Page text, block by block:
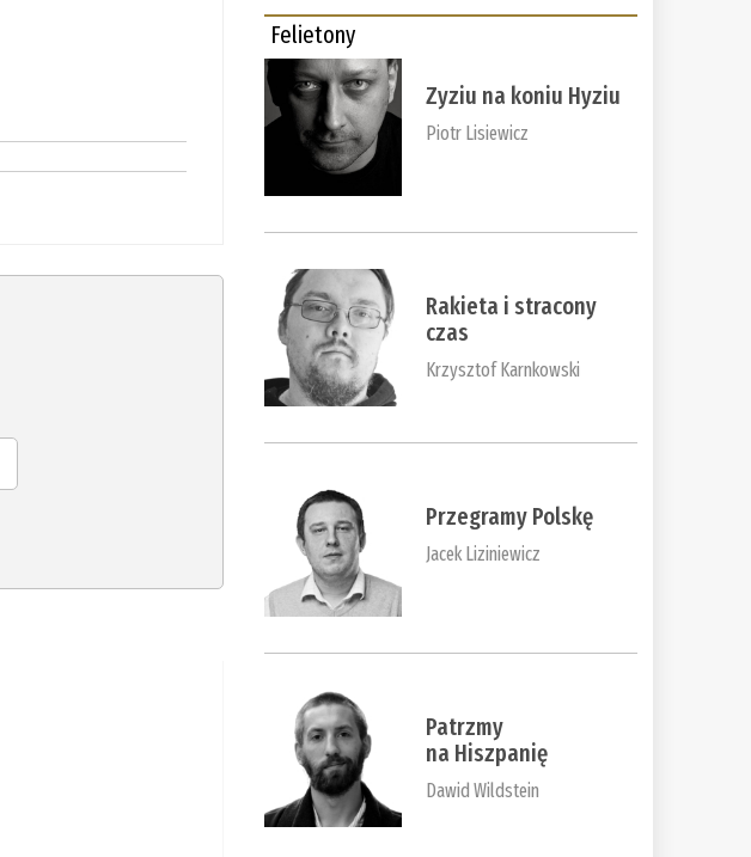
Felietony
Zyziu na koniu Hyziu
Piotr Lisiewicz
Rakieta i stracony
czas
Krzysztof Karnkowski
Przegramy Polskę
Jacek Liziniewicz
Patrzmy
na Hiszpanię
Dawid Wildstein